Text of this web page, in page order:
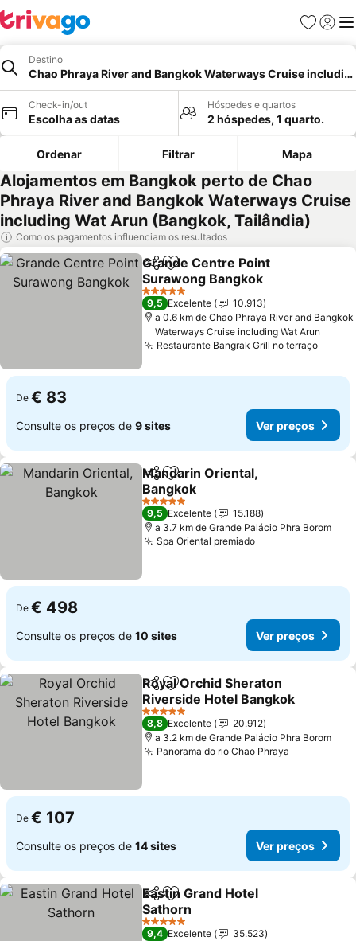
Favoritos
Iniciar
Destino
Chao Phraya River and Bangkok Waterways Cruise
Check-in/out
Escolha as datas
Hóspedes e quartos
2 hóspedes, 1 quarto.
Ordenar Filtrar Mapa
Alojamentos em Bangkok perto de Chao
Phraya River and Bangkok Waterways Cruise
including Wat Arun (Bangkok, Tailândia)
Como os pagamentos influenciam os resultados
PartilharAdicionar aos favoritos
Grande Centre Point
Surawong Bangkok
5 Estrelas
9,5 Excelente
10.913
a 0.6 km de Chao Phraya River and Bangkok
Waterways Cruise including Wat Arun
Restaurante Bangrak Grill no terraço
De € 83
Consulte os preços de 9 sites Ver preços
PartilharAdicionar aos favoritos
Mandarin Oriental,
Bangkok
5 Estrelas
9,5 Excelente
15.188
a 3.7 km de Grande Palácio Phra Borom
Spa Oriental premiado
De € 498
Consulte os preços de 10 sites Ver preços
PartilharAdicionar aos favoritos
Royal Orchid Sheraton
Riverside Hotel Bangkok
5 Estrelas
8,8 Excelente
20.912
a 3.2 km de Grande Palácio Phra Borom
Panorama do rio Chao Phraya
De € 107
Consulte os preços de 14 sites Ver preços
PartilharAdicionar aos favoritos
Eastin Grand Hotel
Sathorn
5 Estrelas
9,4 Excelente
35.523